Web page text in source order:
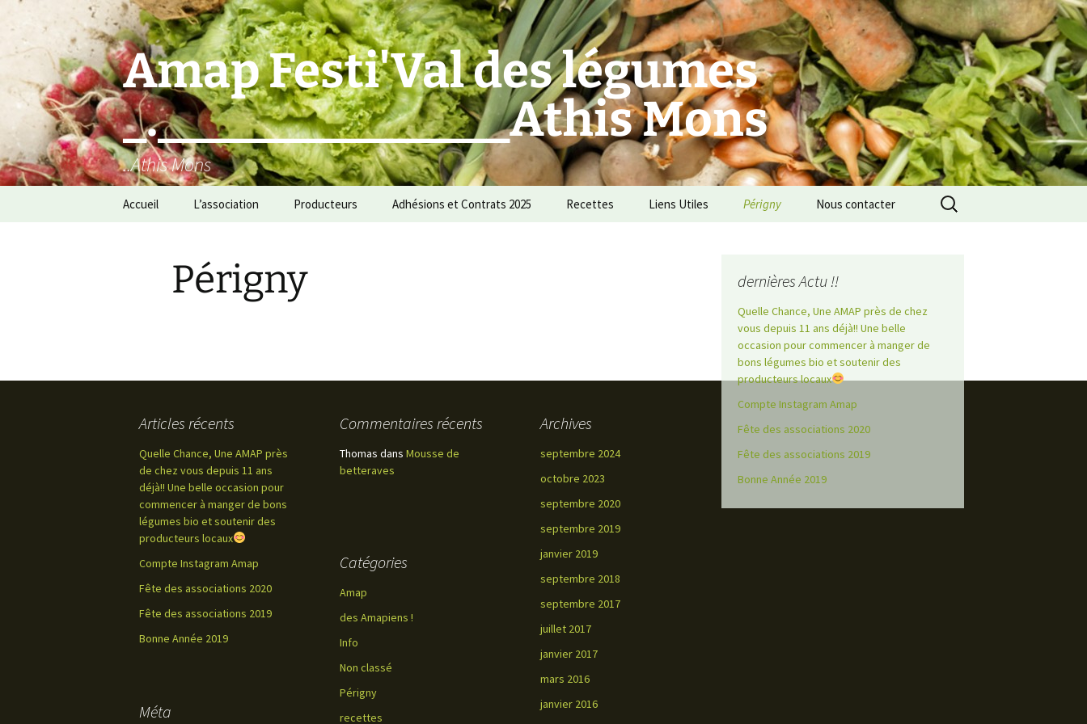
au
contenu
Amap Festi'Val des légumes
_._______________Athis Mons
..Athis Mons
Accueil L’association Producteurs Adhésions et Contrats 2025 Recettes Liens Utiles Périgny Nous contacter
Rechercher :
Périgny dernières Actu !!
Quelle Chance, Une AMAP près de chez
vous depuis 11 ans déjà!! Une belle
occasion pour commencer à manger de
bons légumes bio et soutenir des
producteurs locaux
Compte Instagram Amap
Fête des associations 2020
Fête des associations 2019
Bonne Année 2019
Articles récents
Quelle Chance, Une AMAP près
de chez vous depuis 11 ans
déjà!! Une belle occasion pour
commencer à manger de bons
légumes bio et soutenir des
producteurs locaux
Compte Instagram Amap
Fête des associations 2020
Fête des associations 2019
Bonne Année 2019
Commentaires récents
Thomas dans Mousse de
betteraves
Archives
septembre 2024
octobre 2023
septembre 2020
septembre 2019
janvier 2019
septembre 2018
septembre 2017
juillet 2017
janvier 2017
mars 2016
janvier 2016
Catégories
Amap
des Amapiens !
Info
Non classé
Périgny
recettes
Méta